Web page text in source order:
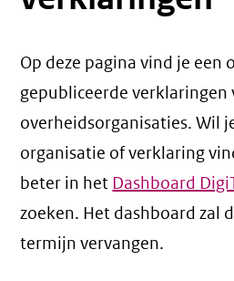
Op deze pagina vind je een
gepubliceerde verklaringen
overheidsorganisaties. Wil
organisatie of verklaring
beter in het Dashboard
zoeken. Het dashboard zal
termijn vervangen.